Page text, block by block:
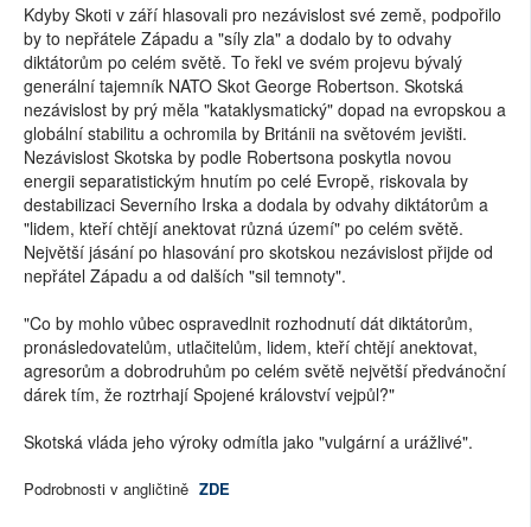
Kdyby Skoti v září hlasovali pro nezávislost své země, podpořilo
by to nepřátele Západu a "síly zla" a dodalo by to odvahy
diktátorům po celém světě. To řekl ve svém projevu bývalý
generální tajemník NATO Skot George Robertson. Skotská
nezávislost by prý měla "kataklysmatický" dopad na evropskou a
globální stabilitu a ochromila by Británii na světovém jevišti.
Nezávislost Skotska by podle Robertsona poskytla novou
energii separatistickým hnutím po celé Evropě, riskovala by
destabilizaci Severního Irska a dodala by odvahy diktátorům a
"lidem, kteří chtějí anektovat různá území" po celém světě.
Největší jásání po hlasování pro skotskou nezávislost přijde od
nepřátel Západu a od dalších "sil temnoty".
"Co by mohlo vůbec ospravedlnit rozhodnutí dát diktátorům,
pronásledovatelům, utlačitelům, lidem, kteří chtějí anektovat,
agresorům a dobrodruhům po celém světě největší předvánoční
dárek tím, že roztrhají Spojené království vejpůl?"
Skotská vláda jeho výroky odmítla jako "vulgární a urážlivé".
Podrobnosti v angličtině ZDE